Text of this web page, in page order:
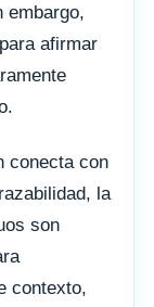
embargo,
afirmar
conecta con
la
son
contexto,